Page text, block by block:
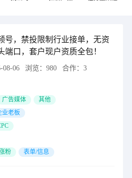
号，禁投限制行业接单，无资
端口，套户现户资质全包！
08-06 浏览： 980 合作： 3
广告媒体 其他
业老板
粉 表单/信息